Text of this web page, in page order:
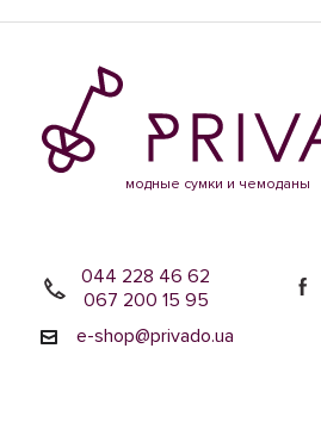
модные сумки и чемоданы
044 228 46 62
067 200 15 95
e-shop@privado.ua